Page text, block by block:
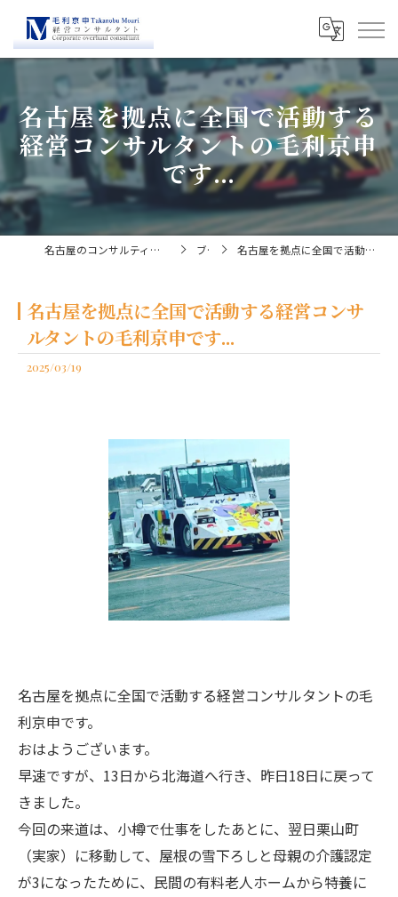
名古屋を拠点に全国で活動する
経営コンサルタントの毛利京申
です...
名古屋のコンサルティングなら経営コンサルタント毛利京申 ブログ 名古屋を拠点に全国で活動する経営コンサルタントの毛利京申です...
名古屋を拠点に全国で活動する経営コンサ
ルタントの毛利京申です...
2025/03/19
名古屋を拠点に全国で活動する経営コンサルタントの毛
利京申です。
おはようございます。
早速ですが、13日から北海道へ行き、昨日18日に戻って
きました。
今回の来道は、小樽で仕事をしたあとに、翌日栗山町
（実家）に移動して、屋根の雪下ろしと母親の介護認定
が3になったために、民間の有料老人ホームから特養に